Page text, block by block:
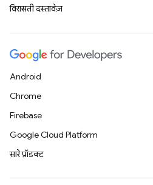
विरासती दस्तावेज़
Android
Chrome
Firebase
Google Cloud Platform
सारे प्रॉडक्ट